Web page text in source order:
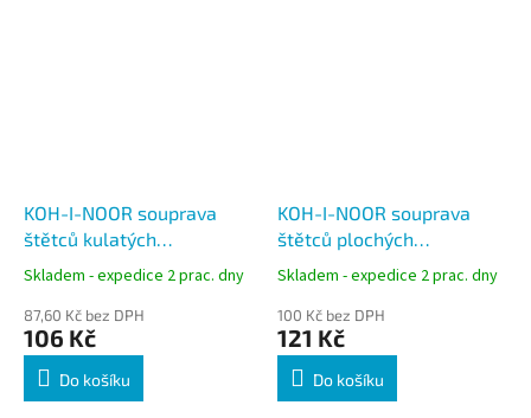
KOH-I-NOOR souprava
štětců kulatých
syntetických 2+4+6+8+10
Skladem - expedice 2 prac. dny
87,60 Kč bez DPH
106 Kč
Do košíku
KOH-I-NOOR souprava
štětců plochých
syntetických 2+4+6+10+14
Skladem - expedice 2 prac. dny
100 Kč bez DPH
121 Kč
Do košíku